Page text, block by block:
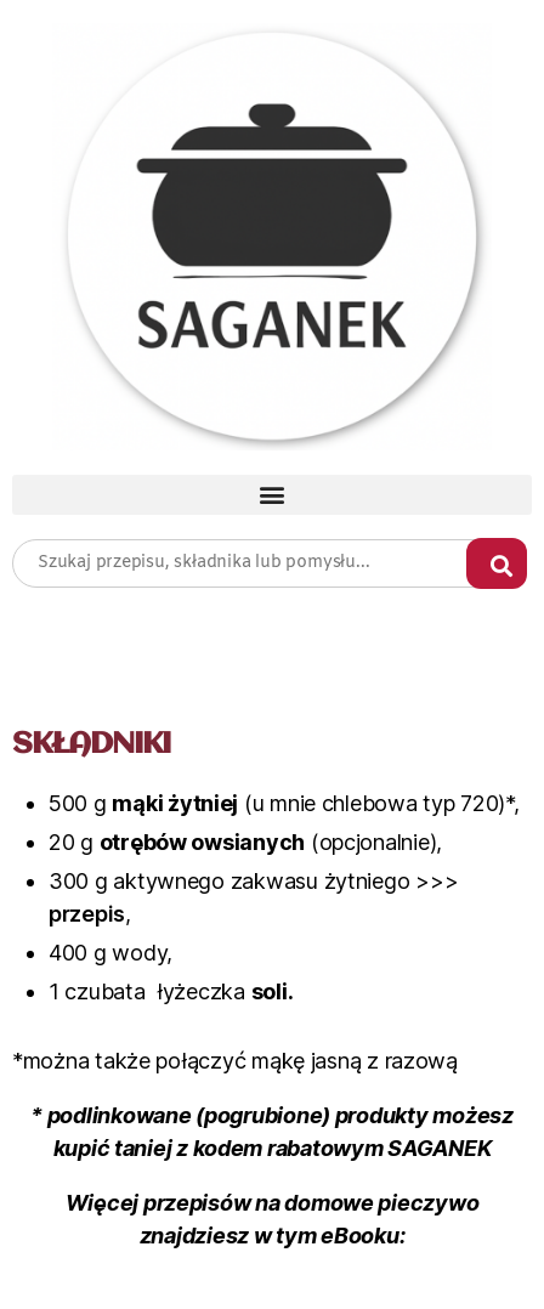
SKŁADNIKI
500 g mąki żytniej (u mnie chlebowa typ 720)*,
20 g otrębów owsianych (opcjonalnie),
300 g aktywnego zakwasu żytniego >>>
przepis,
400 g wody,
1 czubata łyżeczka soli.
*można także połączyć mąkę jasną z razową
*podlinkowane (pogrubione) produkty możesz
kupić taniej z kodem rabatowym SAGANEK
Więcej przepisów na domowe pieczywo
znajdziesz w tym eBooku: